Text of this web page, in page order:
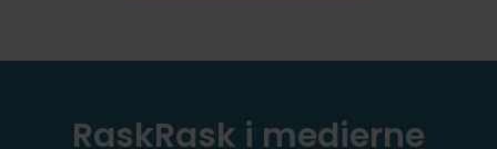
RaskRask i medierne